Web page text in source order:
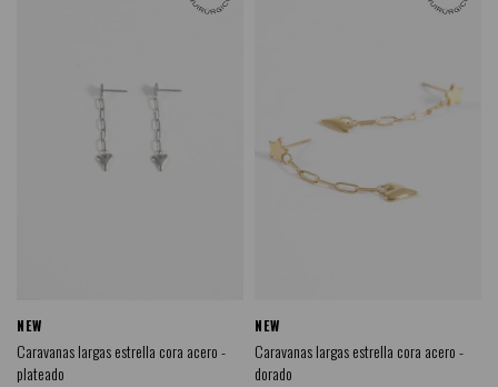
NEW
Caravanas largas estrella cora acero -
plateado
NEW
Caravanas largas estrella cora acero -
dorado